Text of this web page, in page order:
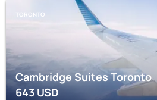
TORONTO
Cambridge Suites Toronto
643USD